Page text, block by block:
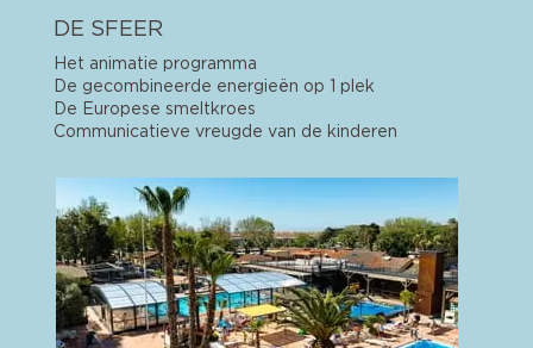
DE SFEER
Het animatie programma
De gecombineerde energieën op 1 plek
De Europese smeltkroes
Communicatieve vreugde van de kinderen